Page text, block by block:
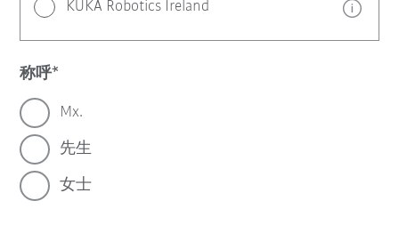
KUKA Robotics Ireland
称呼
Mx.
先生
女士